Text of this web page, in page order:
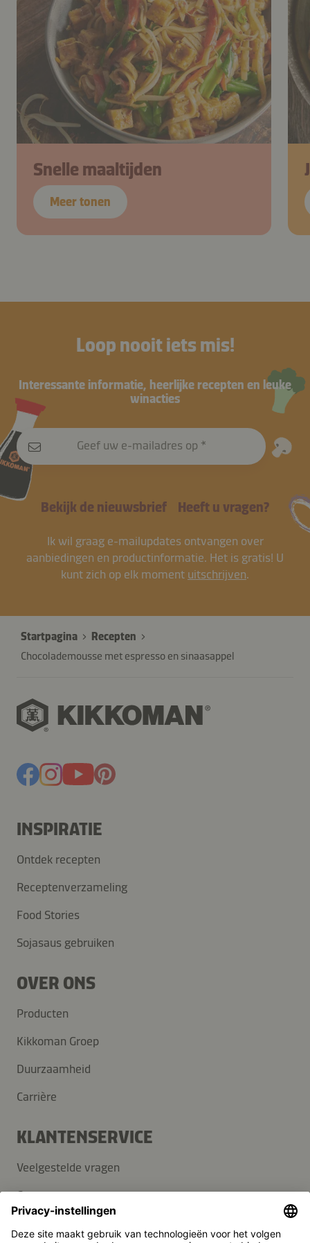
Snelle maaltijden
Meer tonen
Loop nooit iets mis!
Interessante informatie, heerlijke recepten en leuke
winacties
Geef uw e-mailadres op
Bekijk de nieuwsbrief Heeft u vragen?
Ik wil graag e-mailupdates ontvangen over
aanbiedingen en productinformatie. Het is gratis! U
kunt zich op elk moment uitschrijven.
Startpagina
Recepten
Chocolademousse met espresso en sinaasappel
INSPIRATIE
Ontdek recepten
Receptenverzameling
Food Stories
Sojasaus gebruiken
OVER ONS
Producten
Kikkoman Groep
Duurzaamheid
Carrière
KLANTENSERVICE
Veelgestelde vragen
Contact